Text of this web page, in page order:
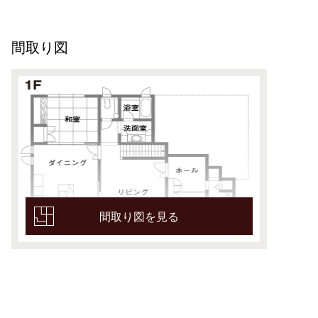
間取り図
間取り図を見る